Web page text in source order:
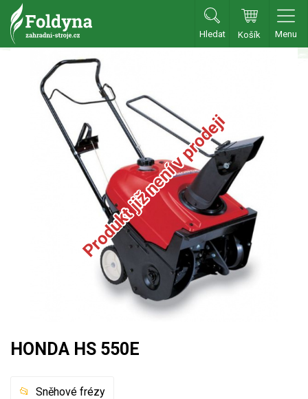
Hledat Košík Menu
Zahradní traktory
Zahradní traktory
Zahradní ridery
Aku traktory
Příslušenství
Benzínové sekačky
Akumulátorové sekačky
Robotické sekačky
Křovinořezy a vyžínače
Benzínové křovinořezy a vyžínače
Produkt již není v prodeji
HONDA HS 550E
Sněhové frézy